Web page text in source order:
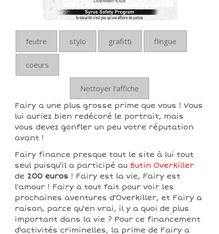
feutre stylo grafitti flingue
coeurs
Nettoyer l'affiche
Fairy a une plus grosse prime que vous ! Vous
lui auriez bien redécoré le portrait, mais
vous devez gonfler un peu votre réputation
avant !
Fairy finance presque tout le site à lui tout
seul puisqu'il a participé au Butin Overkiller
de 200 euros ! Fairy est la vie, Fairy est
l'amour ! Fairy a tout fait pour voir les
prochaines aventures d'Overkiller, et Fairy a
raison, parce qu'en vrai, il y a quoi de plus
important dans la vie ? Pour ce financement
d'activités criminelles, la prime de Fairy a